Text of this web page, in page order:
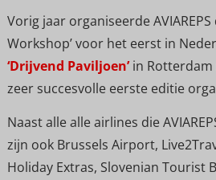
Vorig jaar organiseerde
Workshop’ voor het eerst in
‘Drijvend Paviljoen’in Rotterdam
zeer succesvolle eerste editie
Naast alle alle airlines die
zijn ook Brussels Airport,
Holiday Extras, Slovenian Tourist